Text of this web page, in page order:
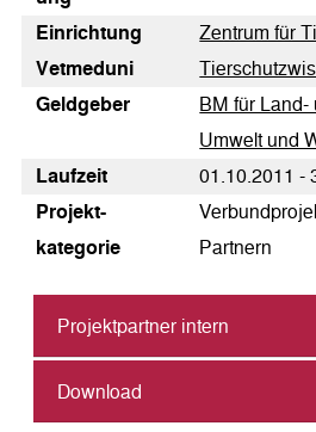
Einrichtung
Vetmeduni
Zentrum für
Geldgeber
BM für Land-
Umwelt und
Laufzeit
01.10.2011 -
Pro­jekt­
kategorie
Partnern
Projektpartner intern
Download